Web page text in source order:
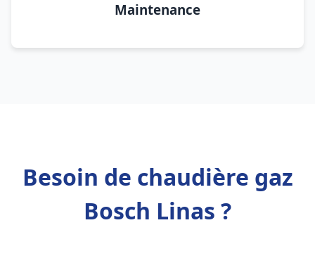
Maintenance
Besoin de chaudière gaz
Bosch Linas ?